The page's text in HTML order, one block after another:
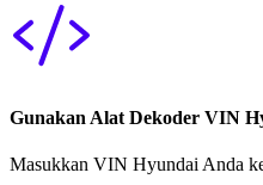
Gunakan Alat Dekoder VIN
Masukkan VIN Hyundai Anda